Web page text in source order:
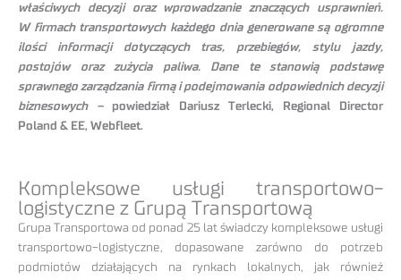
właściwych decyzji oraz wprowadzanie znaczących usprawnień.
W firmach transportowych każdego dnia generowane są ogromne
ilości informacji dotyczących tras, przebiegów, stylu jazdy,
postojów oraz zużycia paliwa. Dane te stanowią podstawę
sprawnego zarządzania firmą i podejmowania odpowiednich decyzji
biznesowych –powiedział Dariusz Terlecki, Regional Director
Poland & EE, Webfleet.
Kompleksowe usługi transportowo-
logistyczne z Grupą Transportową
Grupa Transportowa od ponad 25 lat świadczy kompleksowe usługi
transportowo-logistyczne, dopasowane zarówno do potrzeb
podmiotów działających na rynkach lokalnych, jak również